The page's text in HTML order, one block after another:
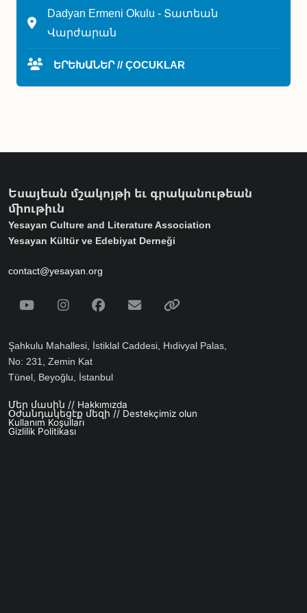
Dadyan Ermeni Okulu - Տատեան
Վարժարան
ԵՐԵԽԱՆԵՐ // ÇOCUKLAR
Եսայեան մշակոյթի եւ գրականութեան
միութիւն
Yesayan Culture and Literature Association
Yesayan Kültür ve Edebiyat Derneği
contact@yesayan.org
Social Media
YoutubeInstagramFacebook
Email
Şahkulu Mahallesi, İstiklal Caddesi, Hıdivyal Palas,
No: 231, Zemin Kat
Tünel, Beyoğlu, İstanbul
Footer menu
Մեր մասին // Hakkımızda
Օժանդակեցէք մեզի // Destekçimiz olun
Kullanım Koşulları
Gizlilik Politikası